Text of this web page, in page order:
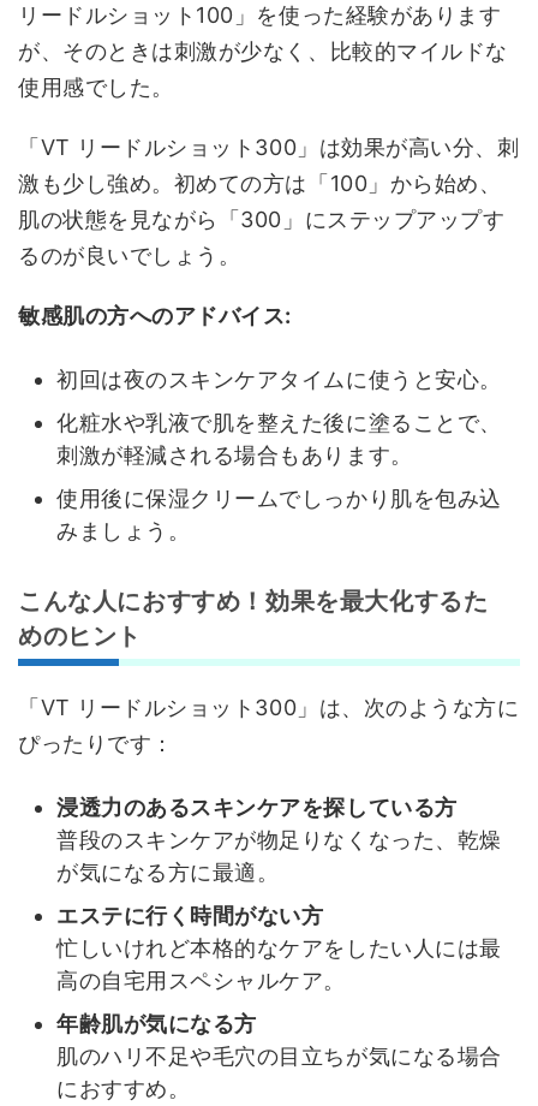
リードルショット100」を使った経験があります
が、そのときは刺激が少なく、比較的マイルドな
使用感でした。
「VT リードルショット300」は効果が高い分、刺
激も少し強め。初めての方は「100」から始め、
肌の状態を見ながら「300」にステップアップす
るのが良いでしょう。
敏感肌の方へのアドバイス:
初回は夜のスキンケアタイムに使うと安心。
化粧水や乳液で肌を整えた後に塗ることで、
刺激が軽減される場合もあります。
使用後に保湿クリームでしっかり肌を包み込
みましょう。
こんな人におすすめ！効果を最大化するた
めのヒント
「VT リードルショット300」は、次のような方に
ぴったりです：
浸透力のあるスキンケアを探している方
普段のスキンケアが物足りなくなった、乾燥
が気になる方に最適。
エステに行く時間がない方
忙しいけれど本格的なケアをしたい人には最
高の自宅用スペシャルケア。
年齢肌が気になる方
肌のハリ不足や毛穴の目立ちが気になる場合
におすすめ。